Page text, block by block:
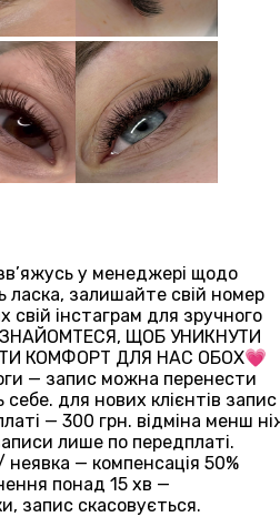
у менеджері щодо
залишайте свій номер
свій інстаграм для зручного
ЩОБ УНИКНУТИ
КОМФОРТ ДЛЯ НАС ОБОХ💗
— запис можна перенести
для нових клієнтів запис
— 300 грн. відміна менш
лише по передплаті.
неявка — компенсація 50%
понад 15 хв —
запис скасовується.